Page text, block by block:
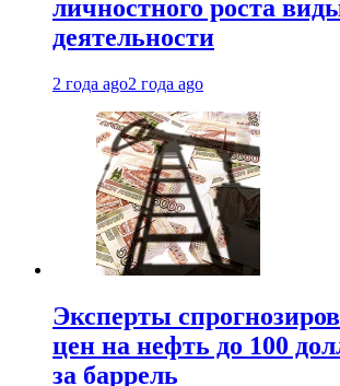
личностного роста
деятельности
2 года ago2 года ago
Эксперты
цен на нефть до 100
за баррель